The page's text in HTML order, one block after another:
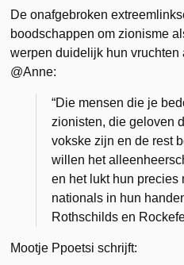
De onafgebroken
boodschappen om zionisme
werpen duidelijk hun vruchten
@Anne:
“Die mensen die je
zionisten, die geloven
vokske zijn en de rest
willen het
en het lukt hun precies
nationals in hun
Rothschilds en
Mootje Ppoetsi schrijft: